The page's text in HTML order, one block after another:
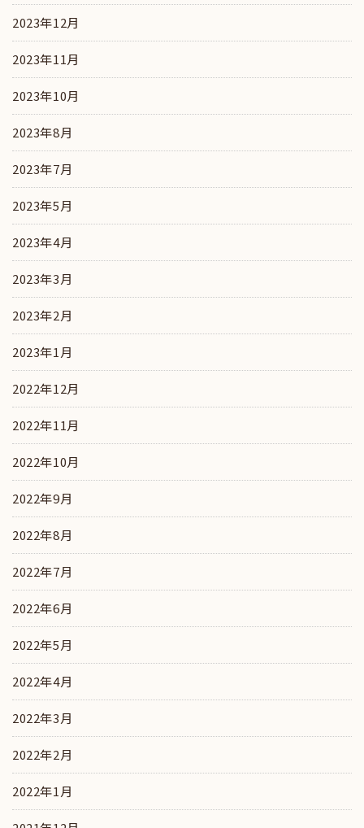
2023年12月
2023年11月
2023年10月
2023年8月
2023年7月
2023年5月
2023年4月
2023年3月
2023年2月
2023年1月
2022年12月
2022年11月
2022年10月
2022年9月
2022年8月
2022年7月
2022年6月
2022年5月
2022年4月
2022年3月
2022年2月
2022年1月